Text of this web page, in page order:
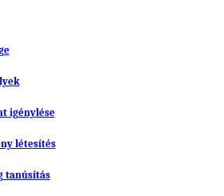
igénylése
létesítés
tanúsítás